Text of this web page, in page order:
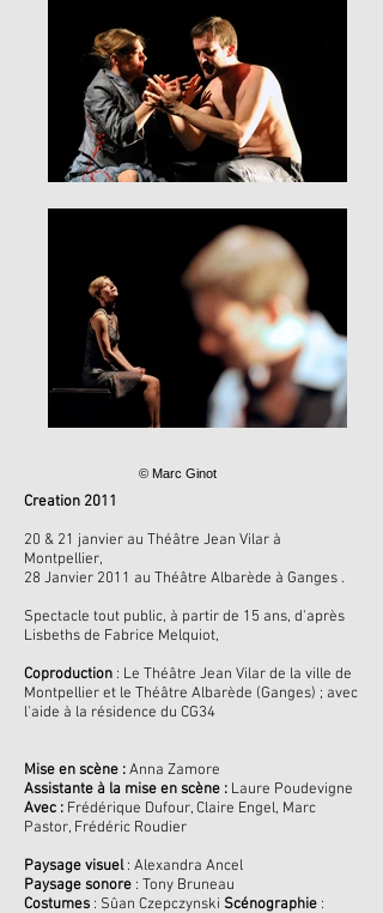
© Marc Ginot
Creation 2011
20 & 21 janvier au Théâtre Jean Vilar à
Montpellier,
28 Janvier 2011 au Théâtre Albarède à Ganges .
Spectacle tout public, à partir de 15 ans, d'après
Lisbeths de Fabrice Melquiot,
Coproduction : Le Théâtre Jean Vilar de la ville de
Montpellier et le Théâtre Albarède (Ganges) ; avec
l'aide à la résidence du CG34
Mise en scène :Anna Zamore
Assistante à la mise en scène : Laure Poudevigne
Avec : Frédérique Dufour, Claire Engel, Marc
Pastor, Frédéric Roudier
Paysage visuel: Alexandra Ancel
Paysage sonore : Tony Bruneau
Costumes : Sûan Czepczynski Scénographie :